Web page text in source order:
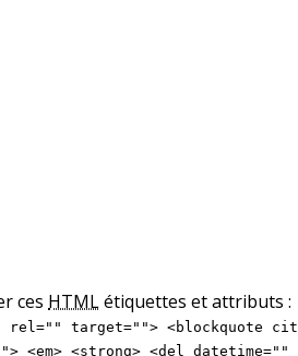
ces HTMLétiquettes et attributs :
target=""> <blockquote
<em> <strong> <del